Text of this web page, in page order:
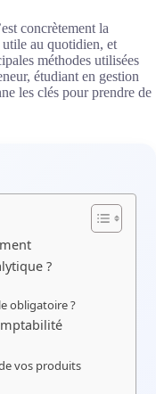
concrètement la
au quotidien, et
méthodes utilisées
étudiant en gestion
les clés pour prendre de
?
obligatoire ?
vos produits